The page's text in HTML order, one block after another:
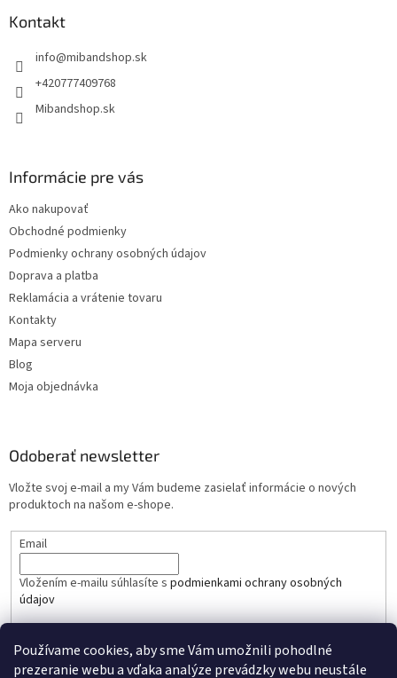
Používame cookies, aby sme Vám umožnili pohodlné
prezeranie webu a vďaka analýze prevádzky webu neustále
Kontakt
info@mibandshop.sk
+420777409768
Mibandshop.sk
Informácie pre vás
Ako nakupovať
Obchodné podmienky
Podmienky ochrany osobných údajov
Doprava a platba
Reklamácia a vrátenie tovaru
Kontakty
Mapa serveru
Blog
Moja objednávka
Odoberať newsletter
Vložte svoj e-mail a my Vám budeme zasielať informácie o nových
produktoch na našom e-shope.
Email
Vložením e-mailu súhlasíte s podmienkami ochrany osobných
údajov
PRIHLÁSIŤ SA